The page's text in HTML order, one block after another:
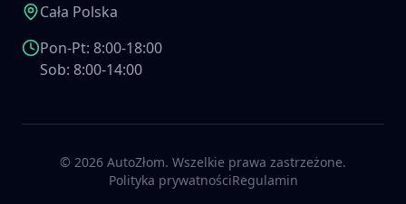
Cała Polska
Pon-Pt: 8:00-18:00
Sob: 8:00-14:00
© 2026 AutoZłom. Wszelkie prawa zastrzeżone.
Polityka prywatnościRegulamin